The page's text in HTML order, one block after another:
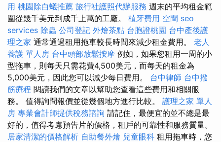
用 桃園除白蟻推薦 旅行社護照代辦服務 週末的平均租金範
圍從幾千美元到成千上萬的工廠。 植牙費用 空間 seo
services 除蟲 公司登記 外燴茶點 台胞證桃園 台中產後護
理之家 通常通過租用拖車較長時間來減少租金費用。 老人
養護 單人房 台中頭部放鬆按摩 例如，如果您租用一周的小
型拖車，則每天只需花費4,500美元，而每天的租金為
5,000美元，因此您可以減少每日費用。 台中律師 台中撥
筋療程 閱讀我們的文章以幫助您查看這些費用和相關服
務。 值得詢問報價並從幾個地方進行比較。 護理之家 單人
房 專業會計師提供稅務諮詢 請記住，最便宜的並不總是最
好的，值得考慮預告片的價格，租戶的可靠性和服務質量。
居家清潔的價格解析 自助餐外燴 兒童眼科 租用拖車時，您